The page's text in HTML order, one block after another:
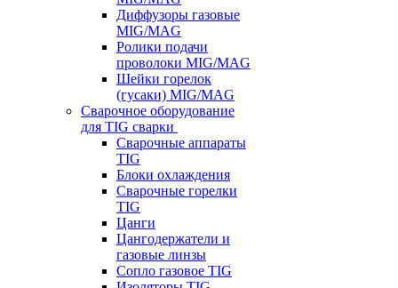
Диффузоры газовые
MIG/MAG
Ролики подачи
проволоки MIG/MAG
Шейки горелок
(гусаки) MIG/MAG
Сварочное оборудование
для TIG сварки
Сварочные аппараты
TIG
Блоки охлаждения
Сварочные горелки
TIG
Цанги
Цангодержатели и
газовые линзы
Сопло газовое TIG